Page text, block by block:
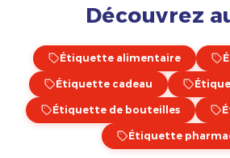
Découvrez
Étiquette alimentaire
Étiquette cadeau
Étiquette de bouteilles
Étiquette